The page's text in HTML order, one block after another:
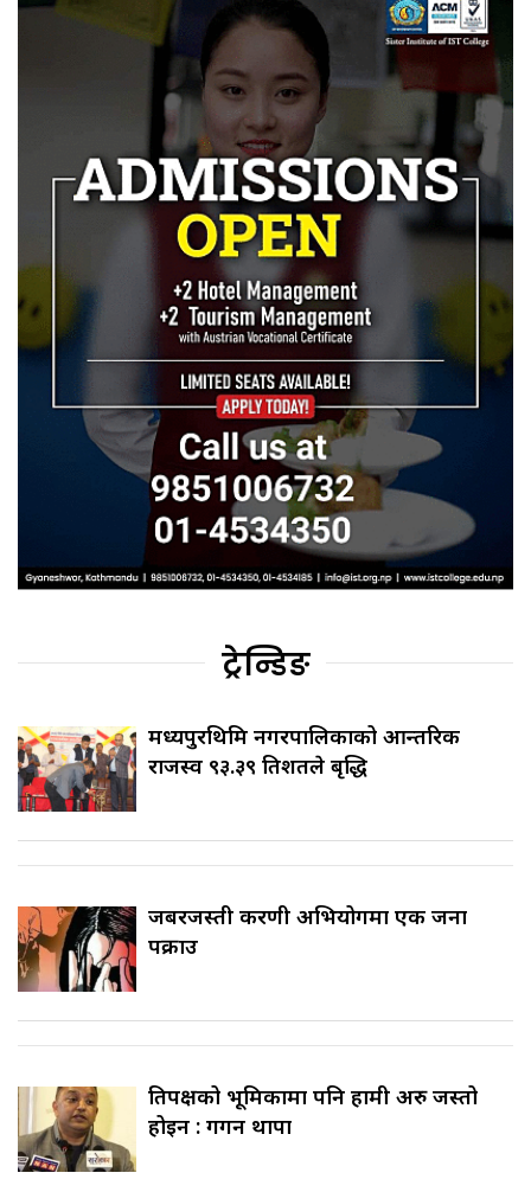
ट्रेन्डिङ
मध्यपुरथिमि नगरपालिकाको आन्तरिक
राजस्व ९३.३९ प्रतिशतले बृद्धि
जबरजस्ती करणी अभियोगमा एक जना
पक्राउ
प्रतिपक्षको भूमिकामा पनि हामी अरु जस्तो
होइन : गगन थापा